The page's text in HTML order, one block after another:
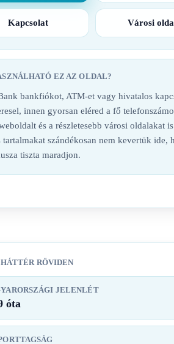
Kapcsolat Városi
EZ AZ OLDAL?
bankfiókot, ATM-et vagy hivatalos
innen gyorsan eléred a fő
és a részletesebb városi oldalakat
tartalmakat szándékosan nem kevertük ide,
tiszta maradjon.
RÖVIDEN
JELENLÉT
óta